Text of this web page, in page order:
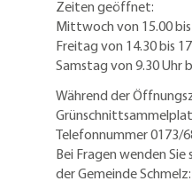
Zeiten geöffnet:
Mittwoch von 15.00 bis
Freitag von 14.30 bis
Samstag von 9.30 Uhr
Während der
Telefonnummer 0173/
Bei Fragen wenden
der Gemeinde